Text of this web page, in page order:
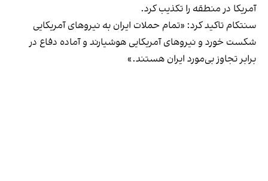
آمریکا در منطقه را تکذیب کرد.
سنتکام تاکید کرد: «تمام حملات ایران به نیروهای آمریکایی
شکست خورد و نیروهای آمریکایی هوشیارند و آماده دفاع در
برابر تجاوز بی‌مورد ایران هستند.»